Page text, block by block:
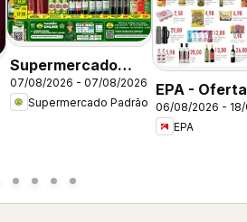
Supermercado
Padrão ofertas
Sexta Imbatível
07/08/2026 - 07/08/2026
Supermercado Padrão
EPA -
semana
06/08/2026 -
EPA